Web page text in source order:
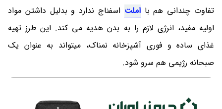
تفاوت چندانی هم بااملت اسفناج ندارد و بدلیل داشتن مواد
اولیه مفید، انرژی لازم را به بدن هدیه می کند. این طرز تهیه
غذای ساده و فوری آشپزخانه نمناک، میتواند به عنوان یک
صبحانه رژیمی هم سرو شود.